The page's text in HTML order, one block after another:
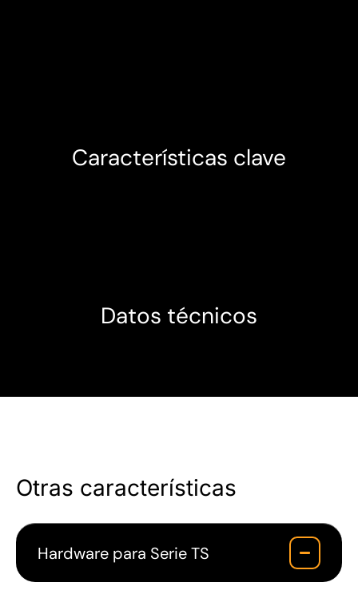
Características clave
Datos técnicos
Otras características
Hardware para Serie TS